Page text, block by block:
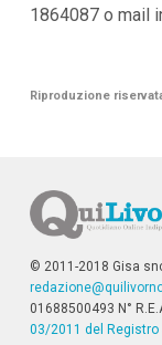
1864087 o mail
Riproduzione
© 2011-2018 Gisa
01688500493 N°
03/2011 del Registro